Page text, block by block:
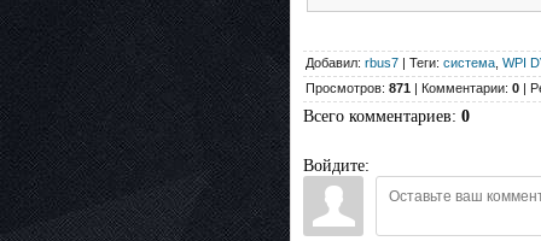
Добавил: rbus7 | Теги: системa WPI
Просмотров: 871 | Комментарии: 0 |
Всего комментариев: 0
Войдите: